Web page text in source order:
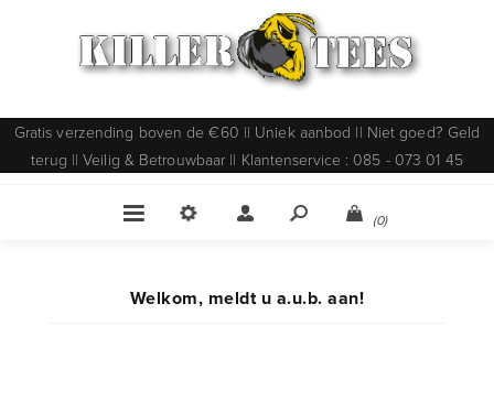
Gratis verzending boven de €60 || Uniek aanbod || Niet goed? Geld
terug || Veilig & Betrouwbaar || Klantenservice : 085 - 073 01 45
(0)
Welkom, meldt u a.u.b. aan!